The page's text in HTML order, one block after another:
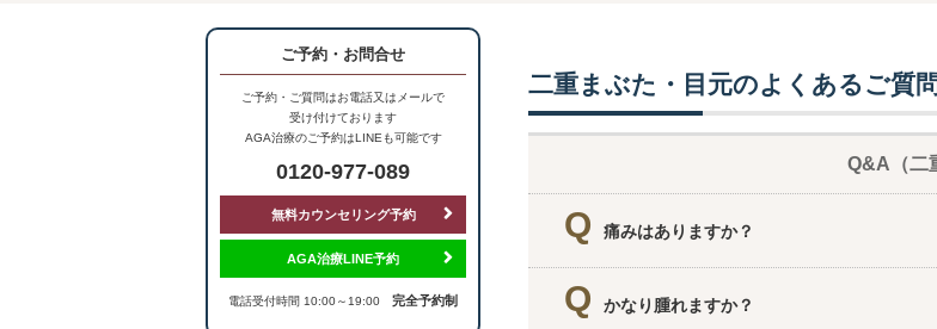
二重まぶた・目元のよくあるご質問
Q&A（二
痛みはありますか？
麻酔がチクっとするくらいで、手術中に痛みは
かなり腫れますか？
ご予約・お問合せ
ご予約・ご質問はお電話又はメールで
受け付けております
AGA治療のご予約はLINEも可能です
0120-977-089
無料カウンセリング予約
AGA治療LINE予約
電話受付時間 10:00～19:00 完全予約制